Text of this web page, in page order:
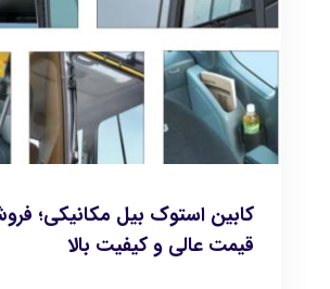
کابین استوک بیل مکانیکی؛
قیمت عالی و کیفیت بالا